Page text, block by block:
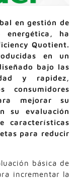
en gestión de
ha
Quotient.
en un
bajo las
y rapidez,
consumidores
mejorar su
su evaluación
características
para reducir
básica de
incrementar la